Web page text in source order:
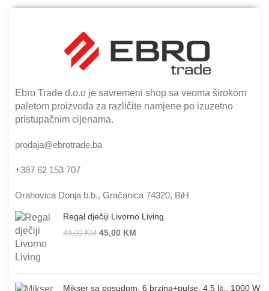
Ebro Trade d.o.o je savremeni shop sa veoma širokom
paletom proizvoda za različite namjene po izuzetno
pristupačnim cijenama.
prodaja@ebrotrade.ba
+387 62 153 707
Orahovica Donja b.b., Gračanica 74320, BiH
Regal dječiji Livorno Living
49,00KM 45,00 KM
Mikser sa posudom, 6 brzina+pulse, 4.5 lit., 1000 W